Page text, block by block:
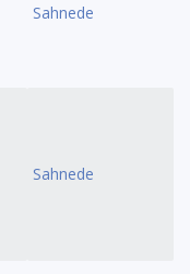
Sahnede
Sahnede